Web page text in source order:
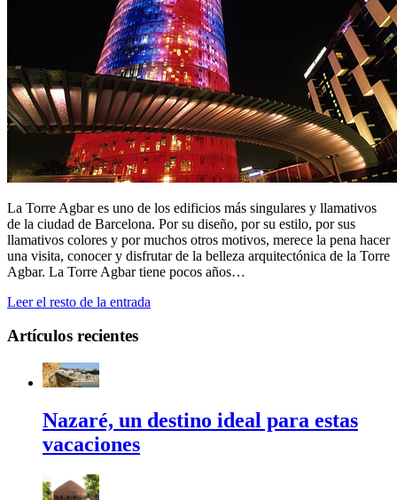
La Torre Agbar es uno de los edificios más singulares y llamativos
de la ciudad de Barcelona. Por su diseño, por su estilo, por sus
llamativos colores y por muchos otros motivos, merece la pena hacer
una visita, conocer y disfrutar de la belleza arquitectónica de la Torre
Agbar. La Torre Agbar tiene pocos años…
Leer el resto de la entrada
Artículos recientes
Nazaré, un destino ideal para estas
vacaciones